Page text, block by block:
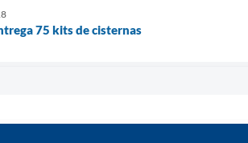
75 kits de cisternas